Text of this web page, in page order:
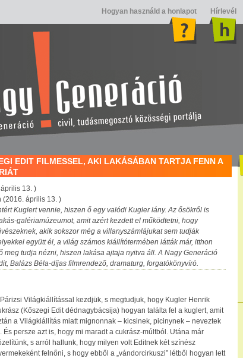
Hogyan használd a honlapot Hírlevél
EDIT FILMESSEL, AKI LAKÁSÁBAN TARTJA FENN A
13. )
(2016. április 13. )
Kuglert vennie, hiszen ő egy valódi Kugler lány. Az ősökről is
galériamúzeumot, amit azért kezdett el működtetni, hogy
akik sokszor még a villanyszámlájukat sem tudják
együtt él, a világ számos kiállítótermében látták már, itthon
meg tudja nézni, hiszen lakása ajtaja nyitva áll. A Nagy Generáció
Balázs Béla-díjas filmrendező, dramaturg, forgatókönyvíró.
Világkiállítással kezdjük, s megtudjuk, hogy Kugler Henrik
(Kőszegi Edit dédnagybácsija) hogyan találta fel a kuglert, amit
a Világkiállítás miatt mignonnak – kicsinek, picinynek – neveztek
És persze azt is, hogy mi maradt a cukrász-múltból. Utána már
s arról hallunk, hogy milyen volt Editnek két színész
felnőni, s hogy ebből a „vándorcirkuszi” létből hogyan lett